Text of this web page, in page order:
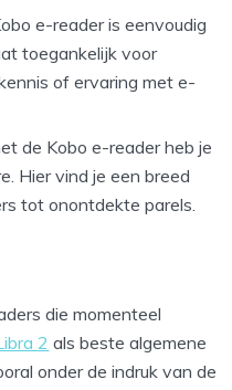
e-reader is eenvoudig
toegankelijk voor
of ervaring met e-
de Kobo e-reader heb je
Hier vind je een breed
tot onontdekte parels.
die momenteel
2 als beste algemene
onder de indruk van de